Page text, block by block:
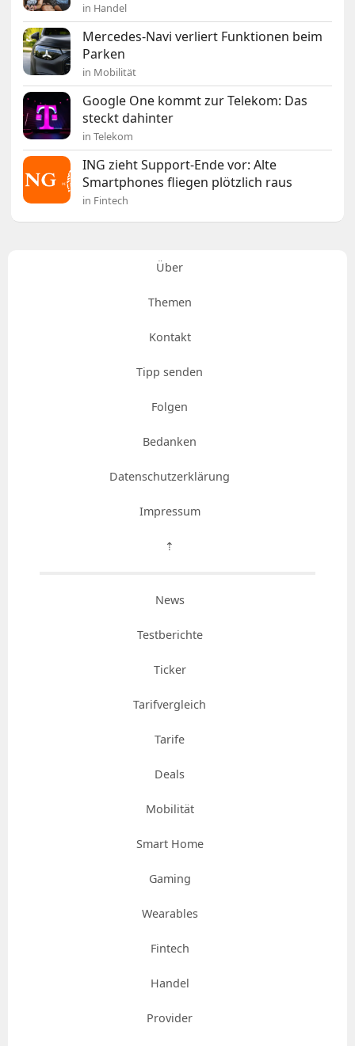
in Handel
Mercedes-Navi verliert Funktionen beim
Parken
in Mobilität
Google One kommt zur Telekom: Das
steckt dahinter
in Telekom
ING zieht Support-Ende vor: Alte
Smartphones fliegen plötzlich raus
in Fintech
Über
Themen
Kontakt
Tipp senden
Folgen
Bedanken
Datenschutzerklärung
Impressum
⇡
News
Testberichte
Ticker
Tarifvergleich
Tarife
Deals
Mobilität
Smart Home
Gaming
Wearables
Fintech
Handel
Provider